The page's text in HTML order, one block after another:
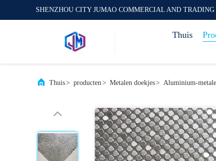
SHENZHOU CITY JUMAO COMMERCIAL AND
Thuis
Thuis> producten> Metalen doekjes> Aluminium-